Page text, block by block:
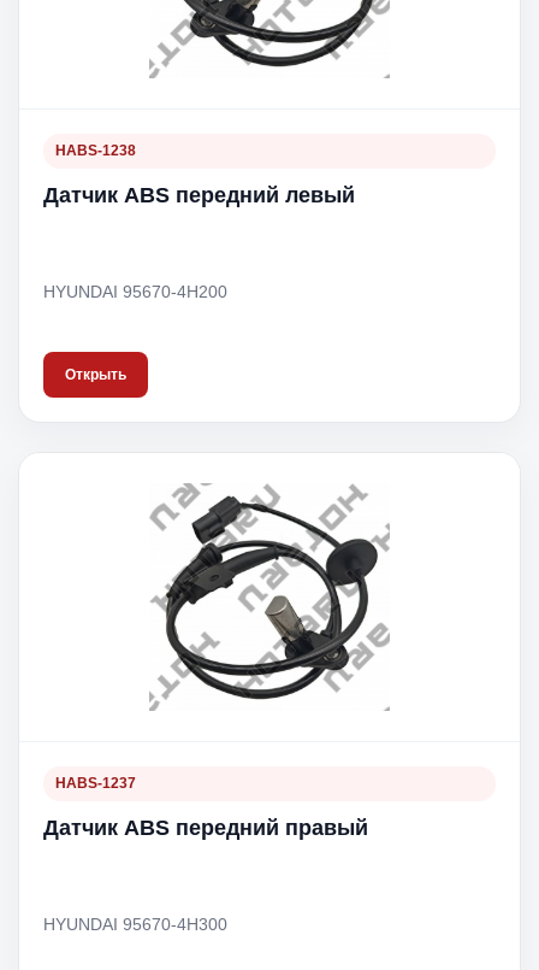
HABS-1238
Датчик ABS передний левый
HYUNDAI 95670-4H200
Открыть
HABS-1237
Датчик ABS передний правый
HYUNDAI 95670-4H300